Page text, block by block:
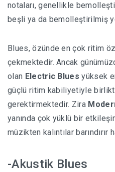
notaları, genellikle
beşli ya da bemolleştirilmiş
Blues, özünde en çok ritim
çekmektedir. Ancak
olan Electric Blues yüksek
güçlü ritim kabiliyetiyle
gerektirmektedir. Zira
yanında çok yüklü bir
müzikten kalıntılar barındırır
-Akustik Blues